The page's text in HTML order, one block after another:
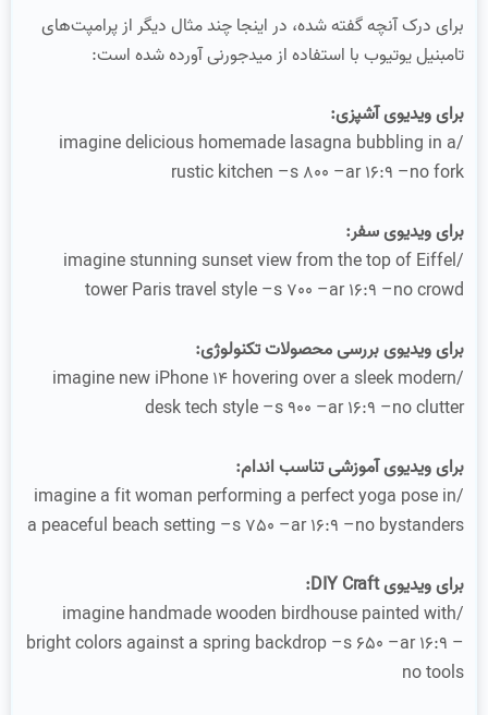
برای درک آنچه گفته شده، در اینجا چند مثال دیگر از پرامپت‌های
تامبنیل یوتیوب با استفاده از میدجورنی آورده شده است:
برای ویدیوی آشپزی:
/imagine delicious homemade lasagna bubbling in a
rustic kitchen –s 800 –ar 16:9 –no fork
برای ویدیوی سفر:
/imagine stunning sunset view from the top of Eiffel
tower Paris travel style –s 700 –ar 16:9 –no crowd
برای ویدیوی بررسی محصولات تکنولوژی:
/imagine new iPhone 14 hovering over a sleek modern
desk tech style –s 900 –ar 16:9 –no clutter
برای ویدیوی آموزشی تناسب اندام:
/imagine a fit woman performing a perfect yoga pose in
a peaceful beach setting –s 750 –ar 16:9 –no bystanders
برای ویدیوی DIY Craft:
/imagine handmade wooden birdhouse painted with
bright colors against a spring backdrop –s 650 –ar 16:9 –
no tools